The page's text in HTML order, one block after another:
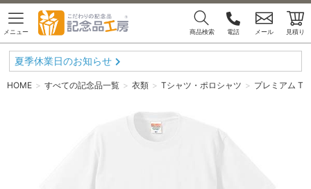
メニュー 商品検索 電話 メール 見積り
夏季休業日のお知らせ
HOME すべての記念品一覧 衣類 Tシャツ・ポロシャツ プレミアム T